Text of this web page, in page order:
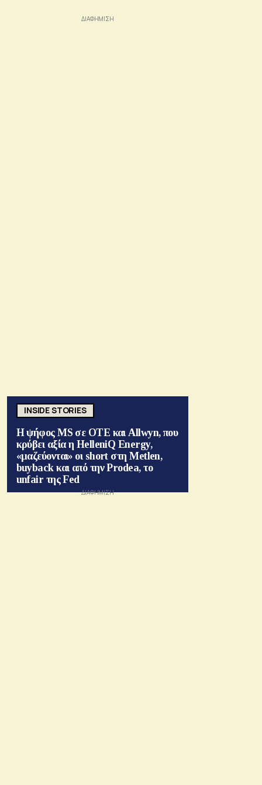
INSIDE STORIES
Η ψήφος MS σε ΟΤΕ και Allwyn, που
κρύβει αξία η HelleniQ Energy,
«μαζεύονται» οι short στη Metlen,
buyback και από την Prodea, το
unfair της Fed